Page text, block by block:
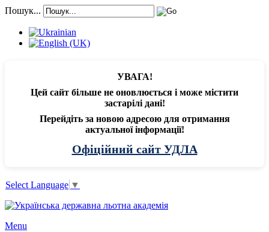
Пошук...
УВАГА!
Цей сайт більше не оновлюється і може містити
застарілі дані!
Перейдіть за новою адресою для отримання
актуальної інформації!
Офіційний сайт УДЛА
Select Language ▼
Menu